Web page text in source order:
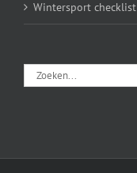
Wintersport checklist
Zoeken
naar: